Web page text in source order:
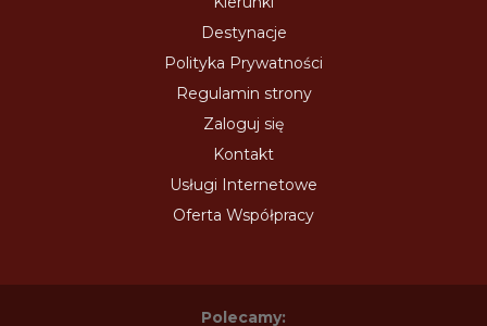
Destynacje
Polityka Prywatności
Regulamin strony
Zaloguj się
Kontakt
Usługi Internetowe
Oferta Współpracy
Polecamy: